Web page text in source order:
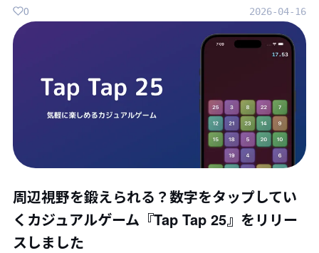
2026-04-16
0
周辺視野を鍛えられる？数字をタップしてい
くカジュアルゲーム『Tap Tap 25』をリリー
スしました